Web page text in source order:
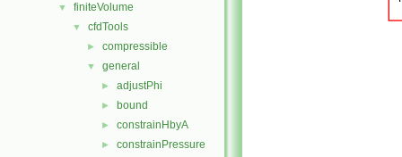
▼ finiteVolume
▼ cfdTools
► compressible
▼ general
► adjustPhi
► bound
► constrainHbyA
► constrainPressure